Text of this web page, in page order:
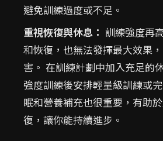
避免訓練過度或不足。
重視恢復與休息： 訓練強度再
和恢復，也無法發揮最大效果
害。 在訓練計劃中加入充足的
強度訓練後安排輕量級訓練或
眠和營養補充也很重要，有助
復，讓你能持續進步。